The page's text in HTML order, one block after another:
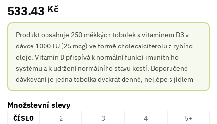
533.43 Kč
Produkt obsahuje 250 měkkých tobolek s vitaminem D3 v
dávce 1000 IU (25 mcg) ve formě cholecalciferolu z rybího
oleje. Vitamin D přispívá k normální funkci imunitního
systému a k udržení normálního stavu kostí. Doporučené
dávkování je jedna tobolka dvakrát denně, nejlépe s jídlem
Množstevní slevy
ČÍSLO 2 3 4
5+